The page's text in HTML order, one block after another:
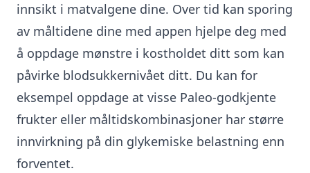
innsikt i matvalgene dine. Over tid kan sporing
av måltidene dine med appen hjelpe deg med
å oppdage mønstre i kostholdet ditt som kan
påvirke blodsukkernivået ditt. Du kan for
eksempel oppdage at visse Paleo-godkjente
frukter eller måltidskombinasjoner har større
innvirkning på din glykemiske belastning enn
forventet.